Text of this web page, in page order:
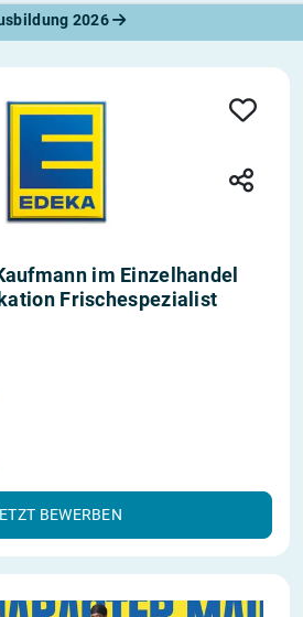
2026
im Einzelhandel
Frischespezialist
BEWERBEN